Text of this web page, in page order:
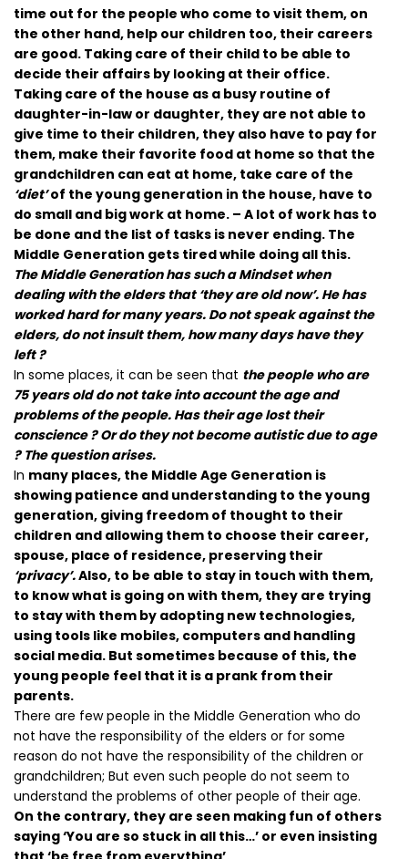
time out for the people who come to visit them, on
the other hand, help our children too, their careers
are good. Taking care of their child to be able to
decide their affairs by looking at their office.
Taking care of the house as a busy routine of
daughter-in-law or daughter, they are not able to
give time to their children, they also have to pay for
them, make their favorite food at home so that the
grandchildren can eat at home, take care of the
‘diet’of the young generation in the house, have to
do small and big work at home. – A lot of work has to
be done and the list of tasks is never ending. The
Middle Generation gets tired while doing all this.
The Middle Generation has such a Mindset when
dealing with the elders that ‘they are old now’. He has
worked hard for many years. Do not speak against the
elders, do not insult them, how many days have they
left ?
In some places, it can be seen that the people who are
75 years old do not take into account the age and
problems of the people. Has their age lost their
conscience ? Or do they not become autistic due to age
? The question arises.
In many places, the Middle Age Generation is
showing patience and understanding to the young
generation, giving freedom of thought to their
children and allowing them to choose their career,
spouse, place of residence, preserving their
‘privacy’.Also, to be able to stay in touch with them,
to know what is going on with them, they are trying
to stay with them by adopting new technologies,
using tools like mobiles, computers and handling
social media. But sometimes because of this, the
young people feel that it is a prank from their
parents.
There are few people in the Middle Generation who do
not have the responsibility of the elders or for some
reason do not have the responsibility of the children or
grandchildren; But even such people do not seem to
understand the problems of other people of their age.
On the contrary, they are seen making fun of others
saying ‘You are so stuck in all this…’ or even insisting